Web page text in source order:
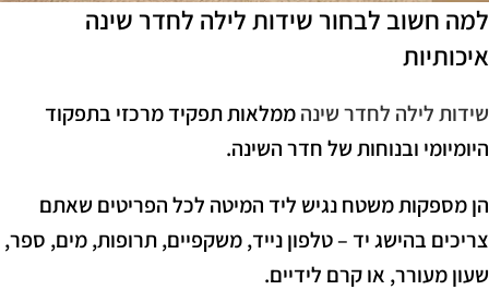
למה חשוב לבחור שידות לילה לחדר שינה
איכותיות
שידות לילה לחדר שינהממלאות תפקיד מרכזי בתפקוד
היומיומי ובנוחות של חדר השינה.
הן מספקות משטח נגיש ליד המיטה לכל הפריטים שאתם
צריכים בהישג יד – טלפון נייד, משקפיים, תרופות, מים, ספר,
שעון מעורר, או קרם לידיים.